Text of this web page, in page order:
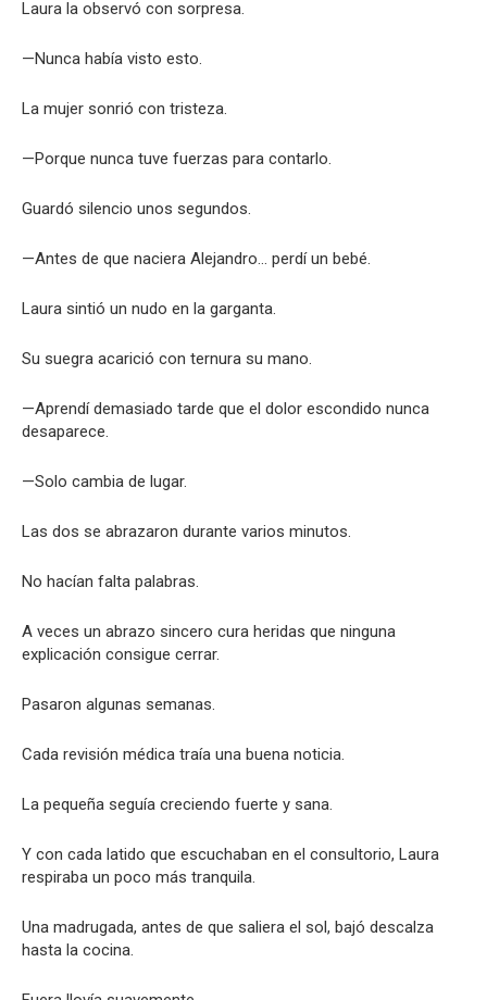
Laura la observó con sorpresa.
—Nunca había visto esto.
La mujer sonrió con tristeza.
—Porque nunca tuve fuerzas para contarlo.
Guardó silencio unos segundos.
—Antes de que naciera Alejandro… perdí un bebé.
Laura sintió un nudo en la garganta.
Su suegra acarició con ternura su mano.
—Aprendí demasiado tarde que el dolor escondido nunca
desaparece.
—Solo cambia de lugar.
Las dos se abrazaron durante varios minutos.
No hacían falta palabras.
A veces un abrazo sincero cura heridas que ninguna
explicación consigue cerrar.
Pasaron algunas semanas.
Cada revisión médica traía una buena noticia.
La pequeña seguía creciendo fuerte y sana.
Y con cada latido que escuchaban en el consultorio, Laura
respiraba un poco más tranquila.
Una madrugada, antes de que saliera el sol, bajó descalza
hasta la cocina.